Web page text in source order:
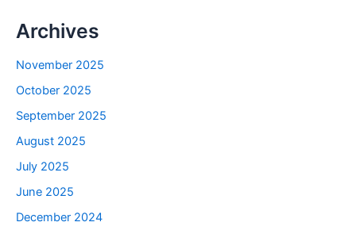
Archives
November 2025
October 2025
September 2025
August 2025
July 2025
June 2025
December 2024